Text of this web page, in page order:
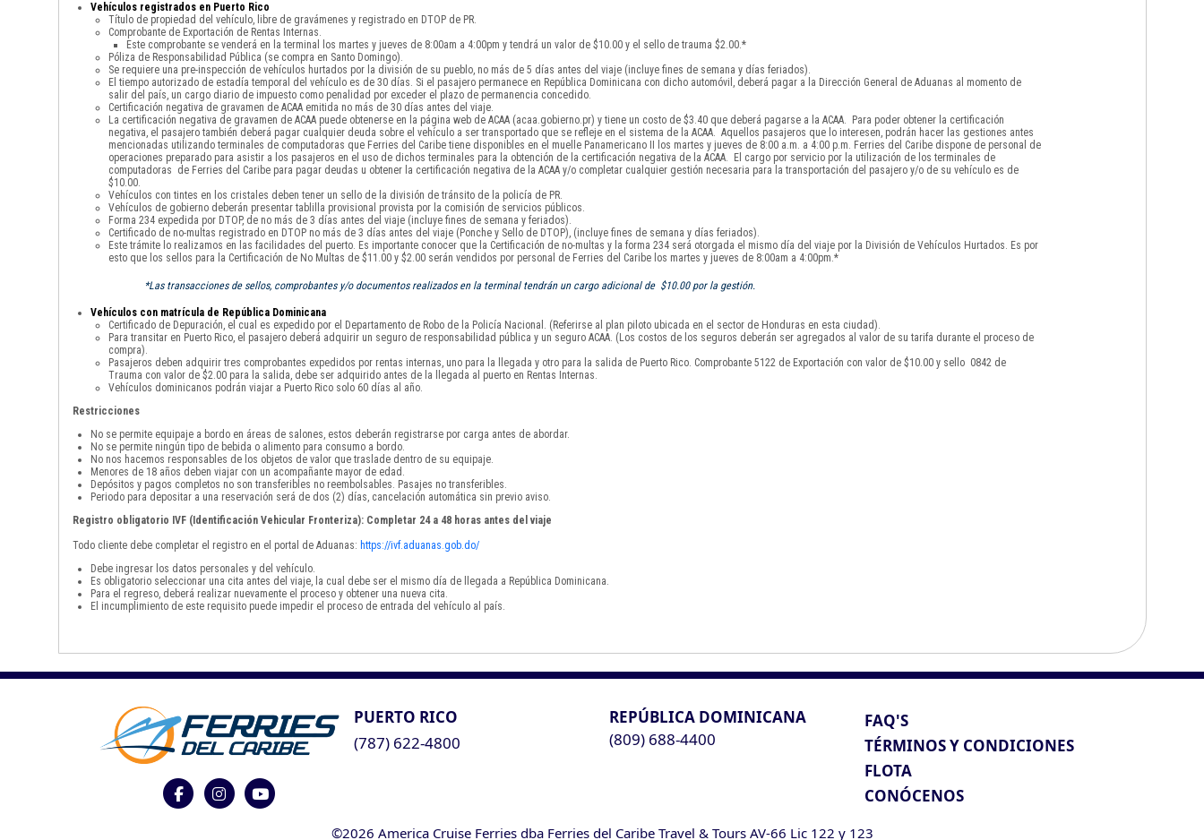
Vehículos registrados en Puerto Rico
Título de propiedad del vehículo, libre de gravámenes y registrado en DTOP de PR.
Comprobante de Exportación de Rentas Internas.
Este comprobante se venderá en la terminal los martes y jueves de 8:00am a 4:00pm y tendrá un valor de $10.00 y el sello de trauma $2.00.*
Póliza de Responsabilidad Pública (se compra en Santo Domingo).
Se requiere una pre-inspección de vehículos hurtados por la división de su pueblo, no más de 5 días antes del viaje (incluye fines de semana y días feriados).
El tiempo autorizado de estadía temporal del vehículo es de 30 días. Si el pasajero permanece en República Dominicana con dicho automóvil, deberá pagar a la Dirección General de Aduanas al momento de
salir del país, un cargo diario de impuesto como penalidad por exceder el plazo de permanencia concedido.
Certificación negativa de gravamen de ACAA emitida no más de 30 días antes del viaje.
La certificación negativa de gravamen de ACAA puede obtenerse en la página web de ACAA (acaa.gobierno.pr) y tiene un costo de $3.40 que deberá pagarse a la ACAA. Para poder obtener la certificación
negativa, el pasajero también deberá pagar cualquier deuda sobre el vehículo a ser transportado que se refleje en el sistema de la ACAA. Aquellos pasajeros que lo interesen, podrán hacer las gestiones antes
mencionadas utilizando terminales de computadoras que Ferries del Caribe tiene disponibles en el muelle Panamericano II los martes y jueves de 8:00 a.m. a 4:00 p.m. Ferries del Caribe dispone de personal de
operaciones preparado para asistir a los pasajeros en el uso de dichos terminales para la obtención de la certificación negativa de la ACAA. El cargo por servicio por la utilización de los terminales de
computadoras de Ferries del Caribe para pagar deudas u obtener la certificación negativa de la ACAA y/o completar cualquier gestión necesaria para la transportación del pasajero y/o de su vehículo es de
$10.00.
Vehículos con tintes en los cristales deben tener un sello de la división de tránsito de la policía de PR.
Vehículos de gobierno deberán presentar tablilla provisional provista por la comisión de servicios públicos.
Forma 234 expedida por DTOP, de no más de 3 días antes del viaje (incluye fines de semana y feriados).
Certificado de no-multas registrado en DTOP no más de 3 días antes del viaje (Ponche y Sello de DTOP), (incluye fines de semana y días feriados).
Este trámite lo realizamos en las facilidades del puerto. Es importante conocer que la Certificación de no-multas y la forma 234 será otorgada el mismo día del viaje por la División de Vehículos Hurtados. Es por
esto que los sellos para la Certificación de No Multas de $11.00 y $2.00 serán vendidos por personal de Ferries del Caribe los martes y jueves de 8:00am a 4:00pm.*
*Las transacciones de sellos, comprobantes y/o documentos realizados en la terminal tendrán un cargo adicional de $10.00 por la gestión.
Vehículos con matrícula de República Dominicana
Certificado de Depuración, el cual es expedido por el Departamento de Robo de la Policía Nacional. (Referirse al plan piloto ubicada en el sector de Honduras en esta ciudad).
Para transitar en Puerto Rico, el pasajero deberá adquirir un seguro de responsabilidad pública y un seguro ACAA. (Los costos de los seguros deberán ser agregados al valor de su tarifa durante el proceso de
compra).
Pasajeros deben adquirir tres comprobantes expedidos por rentas internas, uno para la llegada y otro para la salida de Puerto Rico. Comprobante 5122 de Exportación con valor de $10.00 y sello 0842 de
Trauma con valor de $2.00 para la salida, debe ser adquirido antes de la llegada al puerto en Rentas Internas.
Vehículos dominicanos podrán viajar a Puerto Rico solo 60 días al año.
Restricciones
No se permite equipaje a bordo en áreas de salones, estos deberán registrarse por carga antes de abordar.
No se permite ningún tipo de bebida o alimento para consumo a bordo.
No nos hacemos responsables de los objetos de valor que traslade dentro de su equipaje.
Menores de 18 años deben viajar con un acompañante mayor de edad.
Depósitos y pagos completos no son transferibles no reembolsables. Pasajes no transferibles.
Periodo para depositar a una reservación será de dos (2) días, cancelación automática sin previo aviso.
Registro obligatorio IVF (Identificación Vehicular Fronteriza): Completar 24 a 48 horas antes del viaje
Todo cliente debe completar el registro en el portal de Aduanas: https://ivf.aduanas.gob.do/
Debe ingresar los datos personales y del vehículo.
Es obligatorio seleccionar una cita antes del viaje, la cual debe ser el mismo día de llegada a República Dominicana.
Para el regreso, deberá realizar nuevamente el proceso y obtener una nueva cita.
El incumplimiento de este requisito puede impedir el proceso de entrada del vehículo al país.
PUERTO RICO
(787) 622-4800
REPÚBLICA DOMINICANA
(809) 688-4400
FAQ'S
TÉRMINOS Y CONDICIONES
FLOTA
CONÓCENOS
©2026 America Cruise Ferries dba Ferries del Caribe Travel & Tours AV-66 Lic 122 y 123